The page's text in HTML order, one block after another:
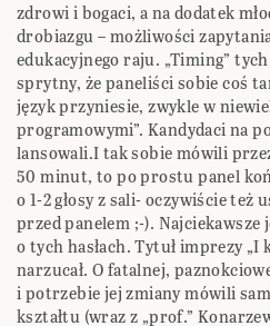
zdrowi i bogaci, a na dodatek
drobiazgu – możliwości
edukacyjnego raju. „Timing”
sprytny, że paneliści sobie coś
język przyniesie, zwykle w
programowymi”. Kandydaci na
lansowali.I tak sobie mówili
50 minut, to po prostu panel
o 1-2 głosy z sali- oczywiście też
przed panelem ;-). Najciekawsze
o tych hasłach. Tytuł imprezy „I
narzucał. O fatalnej,
i potrzebie jej zmiany mówili
kształtu (wraz z „prof.”